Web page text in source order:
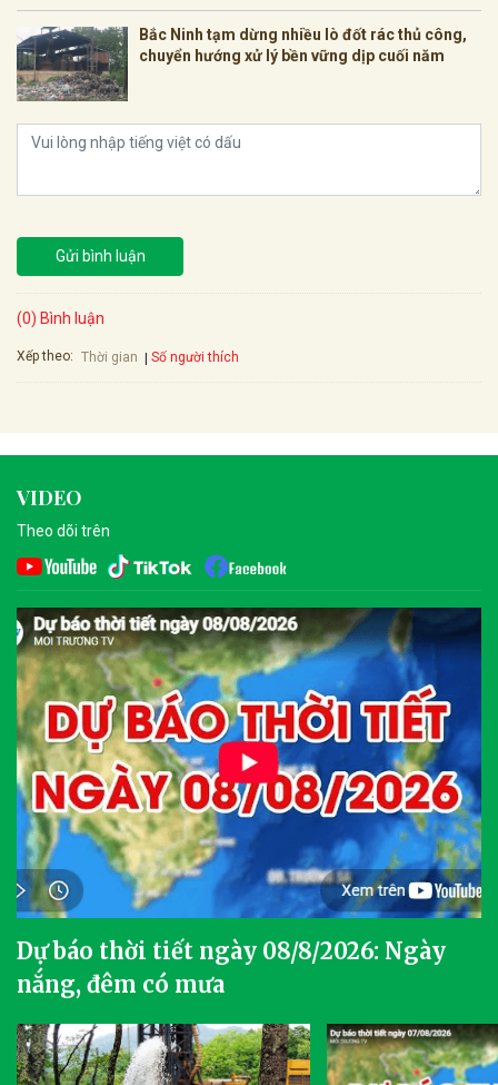
Bắc Ninh tạm dừng nhiều lò đốt rác thủ công,
chuyển hướng xử lý bền vững dịp cuối năm
Gửi bình luận
(0) Bình luận
Xếp theo: Thời gian Số người thích
VIDEO
Theo dõi trên
Dự báo thời tiết ngày 08/8/2026: Ngày
nắng, đêm có mưa